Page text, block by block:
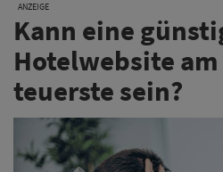
ANZEIGE
Kann eine
Hotelwebsite
teuerste sein?